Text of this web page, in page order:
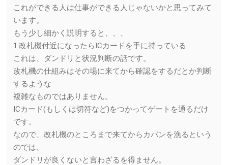
これができる人は仕事ができる人じゃないかと思ってみて
います。
もう少し細かく説明すると、、、
1.改札機付近になったらICカードを手に持っている
これは、ダンドリと状況判断の話です。
改札機の仕組みはその場に来てから確認をするだとか判断
するような
複雑なものではありません。
ICカード(もしくは切符など)をつかってゲートを通るだけ
です。
なので、改札機のところまで来てからカバンを漁るという
のでは、
ダンドリが良くないと言わざるを得ません。